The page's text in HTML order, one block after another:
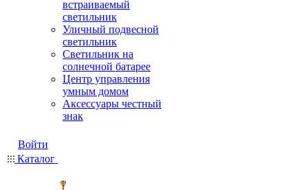
встраиваемый
светильник
Уличный подвесной
светильник
Светильник на
солнечной батарее
Центр управления
умным домом
Аксессуары честный
знак
Войти
Каталог